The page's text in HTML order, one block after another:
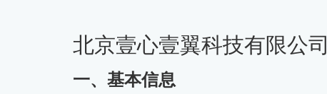
CMMI中文网
北京壹心壹翼科技有限公司
一、基本信息